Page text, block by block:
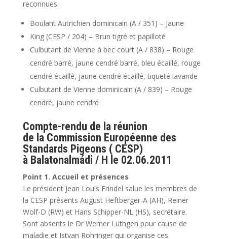
reconnues.
Boulant Autrichien dominicain (A / 351) – Jaune
King (CESP / 204) – Brun tigré et papilloté
Culbutant de Vienne à bec court (A / 838) – Rouge
cendré barré, jaune cendré barré, bleu écaillé, rouge
cendré écaillé, jaune cendré écaillé, tiqueté lavande
Culbutant de Vienne dominicain (A / 839) – Rouge
cendré, jaune cendré
Compte-rendu de la réunion
de la Commission Européenne des
Standards Pigeons ( CESP)
à Balatonalmádi / H le 02.06.2011
Point 1. Accueil et présences
Le président Jean Louis Frindel salue les membres de
la CESP présents August Heftberger-A (AH), Reiner
Wolf-D (RW) et Hans Schipper-NL (HS), secrétaire.
Sont absents le Dr Werner Lüthgen pour cause de
maladie et Istvan Rohringer qui organise ces